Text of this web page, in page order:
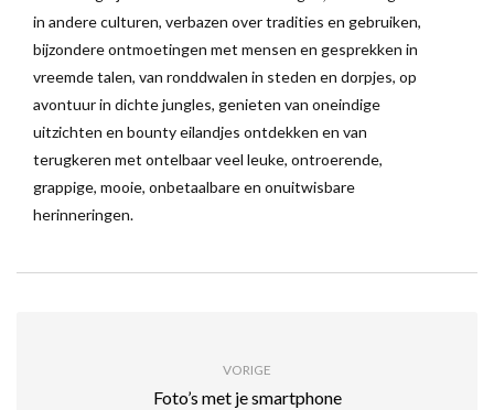
in andere culturen, verbazen over tradities en gebruiken,
bijzondere ontmoetingen met mensen en gesprekken in
vreemde talen, van ronddwalen in steden en dorpjes, op
avontuur in dichte jungles, genieten van oneindige
uitzichten en bounty eilandjes ontdekken en van
terugkeren met ontelbaar veel leuke, ontroerende,
grappige, mooie, onbetaalbare en onuitwisbare
herinneringen.
VORIGE
Foto’s met je smartphone